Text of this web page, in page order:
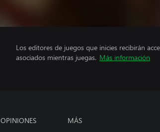
Los editores de juegos que inicies recibirán
asociados mientras juegas. Más información
OPINIONES MÁS